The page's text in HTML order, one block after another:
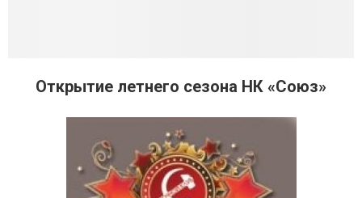
Открытие летнего сезона НК «Союз»